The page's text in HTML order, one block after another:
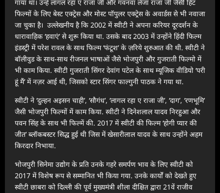
गाया था। उन्हें लागल रहा ए राजा जी और गवनवा लेजा राजा जी जैसी हिट
फिल्मों के लिए बेस्ट एक्ट्रेस और मोस्ट पॉपुलर एक्ट्रेस के अवार्डस से भी नवाजा
जा चुका है। उल्लेखनीय है कि 2002 में स्वीटी ने अपना करियर दूरदर्शन के
धारावाहिक ‘हवाएं’ से शुरू किया था. उसके बाद 2003 में उन्होंने हिंदी फिल्म
इंडस्ट्री में परेश रावल के साथ फिल्म ‘फंटूश’ के ज़रिये शुरुआत की थी. स्वीटी ने
बॉलीवुड के साथ-साथ रीजनल भाषाओं जैसे भोजपुरी और गुजराती फिल्मो में
भी काम किया. स्वीटी गुजराती सिंगर देवांग पटेल के साथ म्यूजिक वीडियो ‘परी
हूं मैं’ में नज़र आई थी, जिसको स्टार सिंगर फाल्गुनी पाठक ने गया था.
स्वीटी ने ‘दुल्हन अइसन चाही’, ‘सौगंध’, ‘लागल रहा ए राजा जी’, ‘दाग’, ‘रणभूमि’
जैसी भोजपुरी फिल्मों में काम किया. स्वीटी ने दिनेशलाल यादव निरहुआ और
पवन सिंह के साथ भी फिल्में की. 2017 में स्वीटी की फिल्म ‘होगी प्यार की
जीत’ ब्लॉकबस्टर सिद्ध हुई थी जिस में खेसारीलाल यादव के साथ उन्होंने अहम
किरदार निभाया.
भोजपुरी सिनेमा उद्योग के प्रति उनके गहरे समर्पण भाव के लिए स्वीटी को
2017 में विशेष रूप से सम्मानित भी किया गया. उनके कार्यों को देखते हुए
स्वीटी छाबरा को दिल्ली की पूर्व मुख्‍यमंत्री शीला दीक्षित द्वारा 21वें राजीव